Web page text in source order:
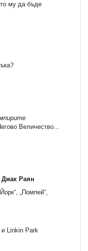
му да бъде
Величество...
Раян
„Помпей“,
Linkin Park